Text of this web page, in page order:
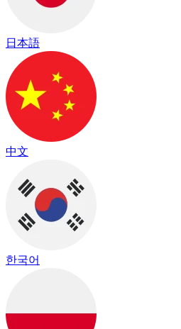
日本語
中文
한국어